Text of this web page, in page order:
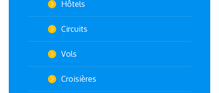
Hôtels
Circuits
Vols
Croisières